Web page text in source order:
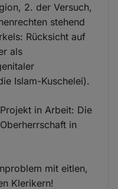
2. der Versuch,
stehend
Rücksicht auf
als
Islam-Kuschelei).
in Arbeit: Die
in
mit eitlen,
Klerikern!